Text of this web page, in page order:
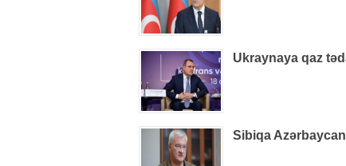
Ukraynaya qaz
Sibiqa